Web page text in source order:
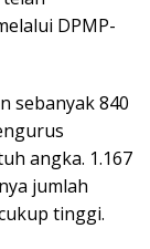
DPMP-
sebanyak 840
angka. 1.167
jumlah
tinggi.